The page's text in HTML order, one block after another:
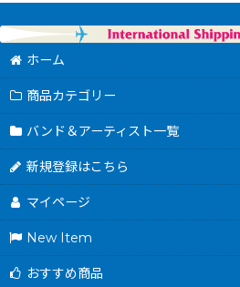
ホーム
商品カテゴリー
バンド＆アーティスト一覧
新規登録はこちら
マイページ
New Item
おすすめ商品